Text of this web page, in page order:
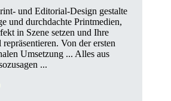
und Editorial-Design gestalte
und durchdachte Printmedien,
in Szene setzen und Ihre
Von der ersten
Umsetzung ... Alles aus
...